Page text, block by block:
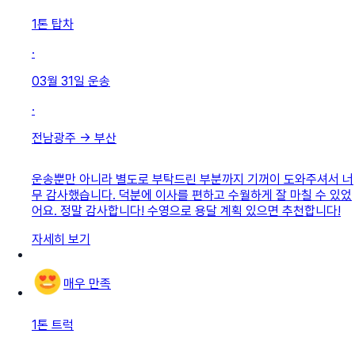
1톤 탑차
·
03월 31일 운송
·
전남광주 → 부산
운송뿐만 아니라 별도로 부탁드린 부분까지 기꺼이 도와주셔서 너
무 감사했습니다. 덕분에 이사를 편하고 수월하게 잘 마칠 수 있었
어요. 정말 감사합니다! 수영으로 용달 계획 있으면 추천합니다!
자세히 보기
매우 만족
1톤 트럭